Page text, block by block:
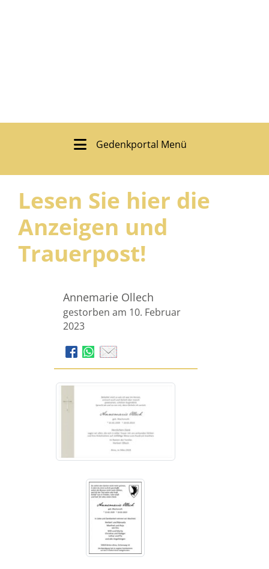
Gedenkportal Menü
Lesen Sie hier die
Anzeigen und
Trauerpost!
Annemarie Ollech
gestorben am 10. Februar
2023